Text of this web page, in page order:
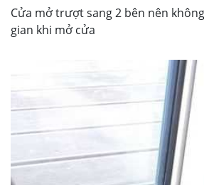
Cửa mở trượt sang 2 bên nên
gian khi mở cửa